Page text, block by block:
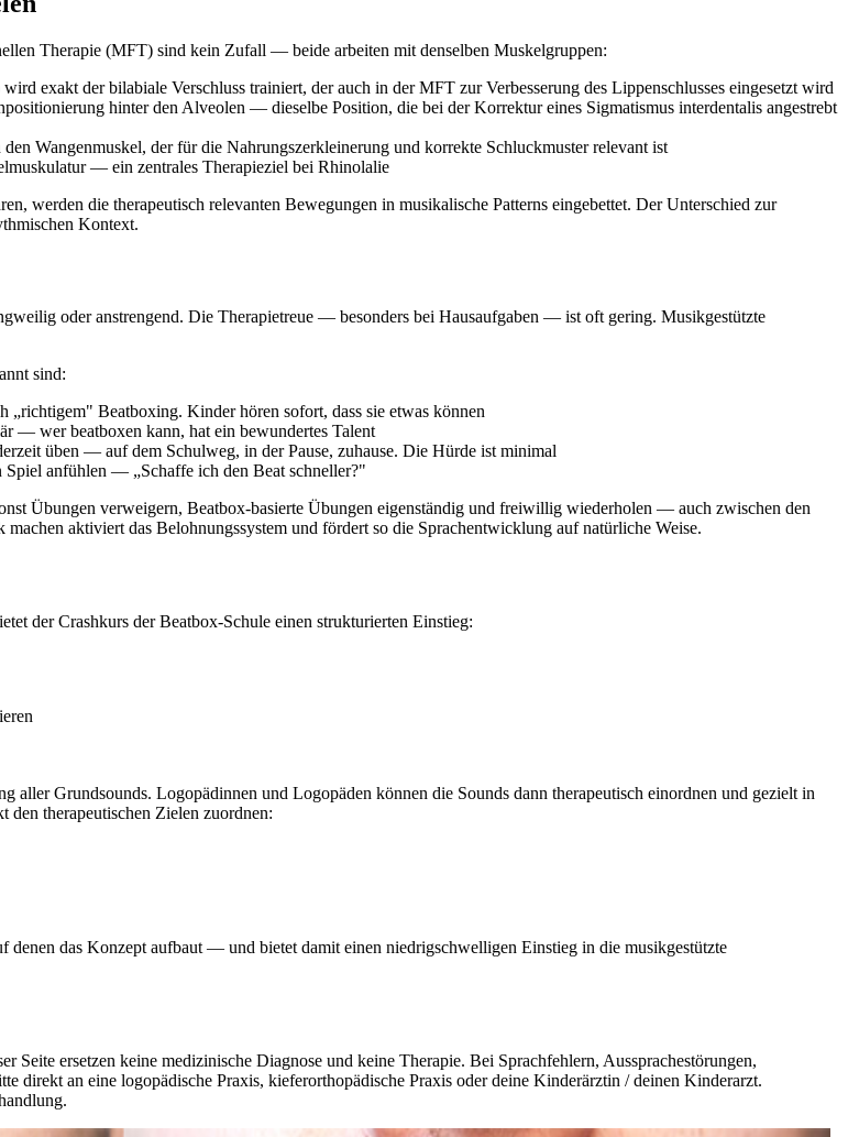
Therapie (MFT) sind kein Zufall — beide arbeiten mit denselben Muskelgruppen:
exakt der bilabiale Verschluss trainiert, der auch in der MFT zur Verbesserung des Lippenschlusses eingesetzt wird
hinter den Alveolen — dieselbe Position, die bei der Korrektur eines Sigmatismus interdentalis angestrebt
Wangenmuskel, der für die Nahrungszerkleinerung und korrekte Schluckmuster relevant ist
— ein zentrales Therapieziel bei Rhinolalie
werden die therapeutisch relevanten Bewegungen in musikalische Patterns eingebettet. Der Unterschied zur
Kontext.
oder anstrengend. Die Therapietreue — besonders bei Hausaufgaben — ist oft gering. Musikgestützte
sind:
Beatboxing. Kinder hören sofort, dass sie etwas können
— wer beatboxen kann, hat ein bewundertes Talent
üben — auf dem Schulweg, in der Pause, zuhause. Die Hürde ist minimal
anfühlen — „Schaffe ich den Beat schneller?"
Übungen verweigern, Beatbox-basierte Übungen eigenständig und freiwillig wiederholen — auch zwischen den
aktiviert das Belohnungssystem und fördert so die Sprachentwicklung auf natürliche Weise.
der Crashkurs der Beatbox-Schule einen strukturierten Einstieg:
aller Grundsounds. Logopädinnen und Logopäden können die Sounds dann therapeutisch einordnen und gezielt in
therapeutischen Zielen zuordnen:
das Konzept aufbaut — und bietet damit einen niedrigschwelligen Einstieg in die musikgestützte
ersetzen keine medizinische Diagnose und keine Therapie. Bei Sprachfehlern, Aussprachestörungen,
direkt an eine logopädische Praxis, kieferorthopädische Praxis oder deine Kinderärztin / deinen Kinderarzt.